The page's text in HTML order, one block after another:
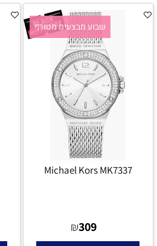
שבוע מבצעים מטורף
Michael Kors MK7337
₪309